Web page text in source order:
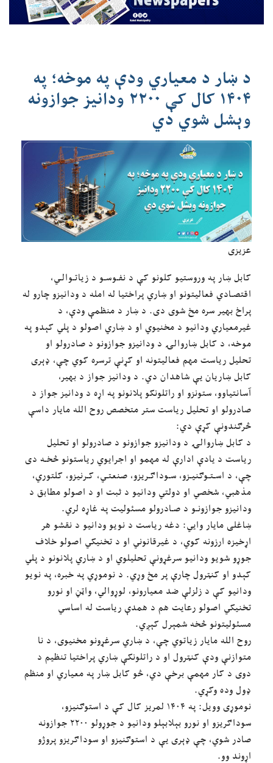
د ښار د معیاري ودې په موخه؛ په
۱۴۰۴ کال کې ۲۲۰۰ ودانیز جوازونه
وېشل شوي دي
عزیزی
کابل ښار په وروستیو کلونو کې د نفـوسـو د زیاتـوالـي،
اقتصـادي فعالیتونو او ښاري پراختیا له امله د ودانیزو چارو له
پراخ بهیر سره مخ شوی دی. د ښار د منظمې ودې، د
غیرمعیاري ودانیو د مخنیوي او د ښاري اصولو د پلي کېدو په
موخه، د کابل ښاروالۍ د ودانیزو جوازونو د صادرولو او
تحلیل ریاست مهم فعالیتونه او کړنې ترسره کوي چې، ډېری
کابل ښاریان یې شاهدان دي. د ودانیز جواز د بهیر،
آسانتیاوو، ستونزو او راتلونکو پلانونو په اړه د ودانیز جواز د
صادرولو او تحلیل ریاست ستر متخصص روح الله مایار داسې
څرګندونې کړې دي:
د کابل ښاروالۍ د ودانیزو جوازونو د صادرولو او تحلیل
ریاست د یادې ادارې له مهمو او اجرایوي ریاستونو څخـه دی
چې، د اسـتـوګنیـزو، سـوداګـریزو، صنعتـي، کـرنیزو، کلتوري،
مذهبي، شخصي او دولتي ودانیو د ثبت او د اصولو مطابق د
ودانیزو جوازونـو د صـادرولو مسئولیت په غاړه لري.
ښاغلی مایار وایي: دغه ریاست د نویو ودانیو د نقشو هر
اړخیزه ارزونه کوي، د غیرقانوني او د تخنیکي اصولو خلاف
جوړو شویو ودانیو سرغړونې تحلیلوي او د ښاري پلانونو د پلي
کېدو او کنټرول چارې پر مخ وړي. د نوموړي په خبره، په نویو
ودانیو کې د زلزلې ضد معیارونو، لوړوالي، واټڼ او نورو
تخنیکي اصولو رعایت هم د همدې ریاست له اساسي
مسئولیتونو څخه شمېرل کېږي.
روح الله مایار زیاتوي چې، د ښاري سرغړونو مخنیوی، د نا
متوازنې ودې کنټرول او د راتلونکې ښاري پراختیا تنظیم د
دوی د کار مهمې برخې دي، څو کابل ښار په معیاري او منظم
ډول وده وکړي.
نوموړی وویل: په ۱۴۰۴ لمریز کال کې د استوګنیزو،
سوداګریزو او نورو بېلابېلو ودانیو د جوړولو ۲۲۰۰ جوازونه
صادر شوي، چې ډېری یې د استوګنیزو او سوداګریزو پروژو
اړوند وو.